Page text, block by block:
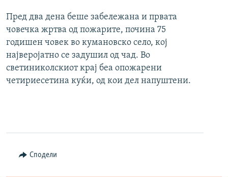
Пред два дена беше забележана и првата
човечка жртва од пожарите, почина 75
годишен човек во кумановско село, кој
најверојатно се задушил од чад. Во
светиниколскиот крај беа опожарени
четириесетина куќи, од кои дел напуштени.
Сподели